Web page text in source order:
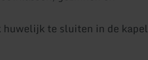
te sluiten in de kapel